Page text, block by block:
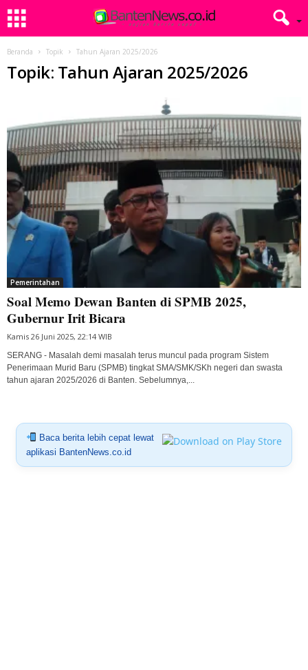
Beranda Topik Tahun Ajaran 2025/2026
Topik: Tahun Ajaran 2025/2026
Pemerintahan
Soal Memo Dewan Banten di SPMB 2025,
Gubernur Irit Bicara
Kamis 26 Juni 2025, 22:14 WIB
SERANG - Masalah demi masalah terus muncul pada program Sistem
Penerimaan Murid Baru (SPMB) tingkat SMA/SMK/SKh negeri dan swasta
tahun ajaran 2025/2026 di Banten. Sebelumnya,...
Baca berita lebih cepat lewat
aplikasi BantenNews.co.id